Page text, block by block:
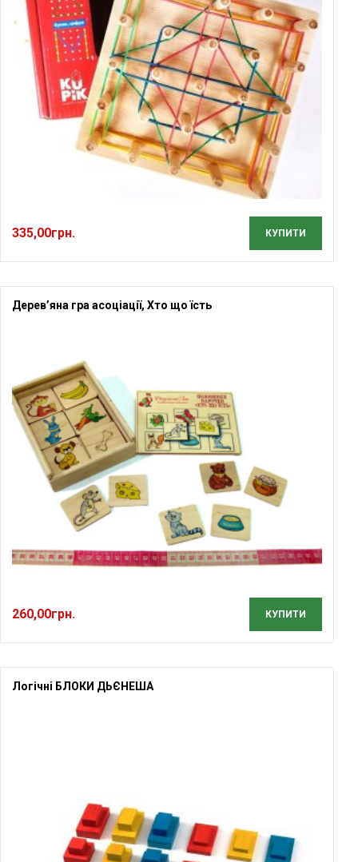
335,00грн. КУПИТИ
Дерев’яна гра асоціації, Хто що їсть
260,00грн. КУПИТИ
Логічні БЛОКИ ДЬЄНЕША